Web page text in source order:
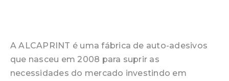
A ALCAPRINT é uma fábrica de auto-adesivos
que nasceu em 2008 para suprir as
necessidades do mercado investindo em